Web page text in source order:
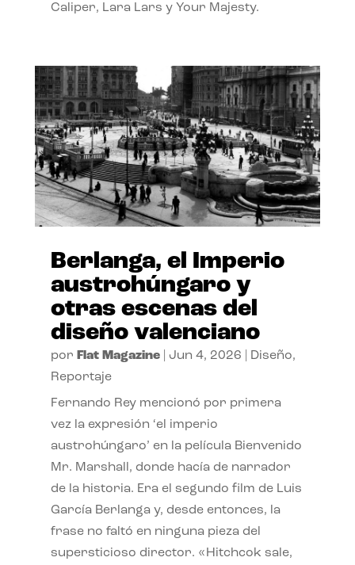
Caliper, Lara Lars y Your Majesty.
Berlanga, el Imperio
austrohúngaro y
otras escenas del
diseño valenciano
por Flat Magazine| Jun 4, 2026 Diseño,
Reportaje
Fernando Rey mencionó por primera
vez la expresión ‘el imperio
austrohúngaro’ en la película Bienvenido
Mr. Marshall, donde hacía de narrador
de la historia. Era el segundo film de Luis
García Berlanga y, desde entonces, la
frase no faltó en ninguna pieza del
supersticioso director. «Hitchcok sale,